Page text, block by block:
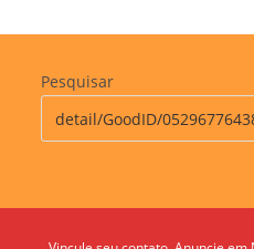
Pesquisar